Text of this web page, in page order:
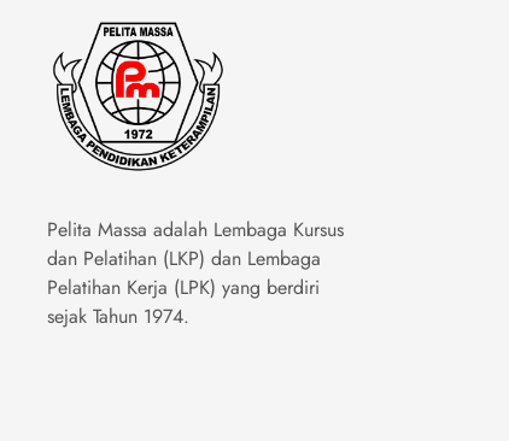
Pelita Massa adalah Lembaga Kursus
dan Pelatihan (LKP) dan Lembaga
Pelatihan Kerja (LPK) yang berdiri
sejak Tahun 1974.